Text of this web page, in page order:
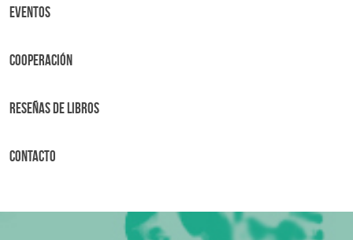
Eventos
Cooperación
Reseñas de libros
Contacto